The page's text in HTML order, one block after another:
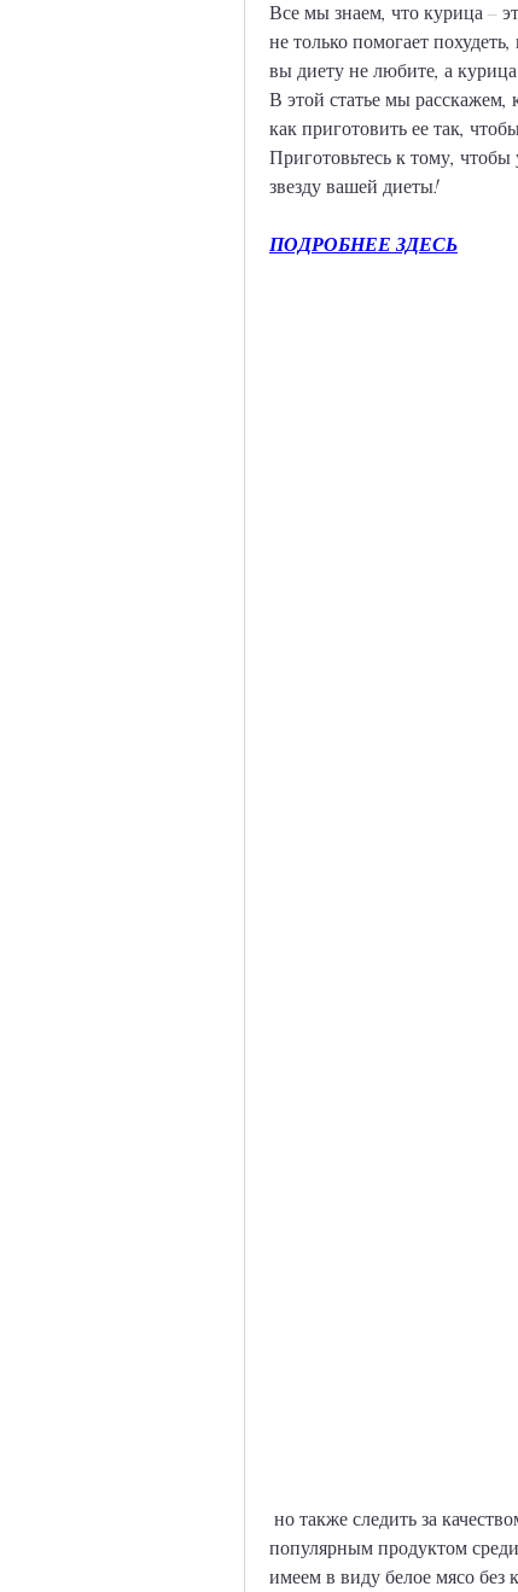
Все мы знаем, что курица –
не только помогает
вы диету не любите, а
В этой статье мы
как приготовить ее так,
Приготовьтесь к тому,
звезду вашей диеты!
ПОДРОБНЕЕ ЗДЕСЬ
популярным продуктом
имеем в виду белое мясо